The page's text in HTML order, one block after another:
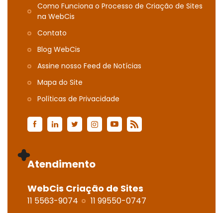
Como Funciona o Processo de Criação de Sites
na WebCis
Contato
Blog WebCis
Assine nosso Feed de Notícias
Mapa do Site
Polí­ticas de Privacidade
Atendimento
WebCis Criação de Sites
11 5563-9074 11 99550-0747